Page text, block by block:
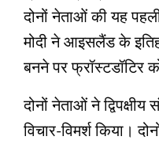
दोनों नेताओं की यह
मोदी ने आइसलैंड के
बनने पर फ्रॉस्टडॉटिर
दोनों नेताओं ने
विचार-विमर्श किया।